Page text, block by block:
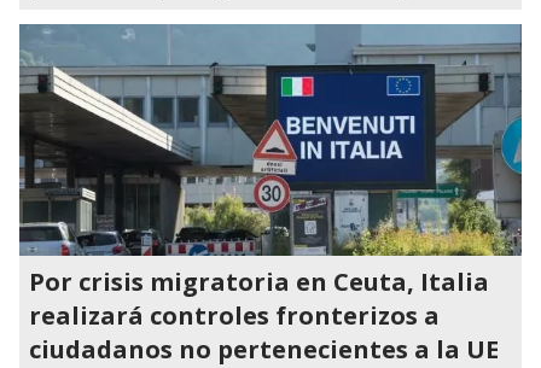
Por crisis migratoria en Ceuta, Italia
realizará controles fronterizos a
ciudadanos no pertenecientes a la UE